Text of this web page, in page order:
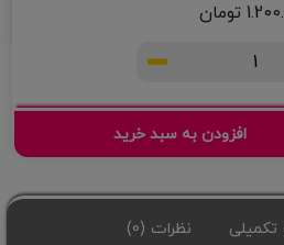
تومان -
کاغذ
A3
مات
۲۵۰گرم
عدد
افزودن به سبد خرید
نظرات (0)